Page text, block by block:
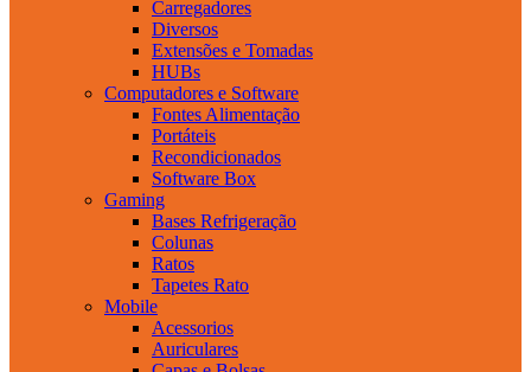
Carregadores
Diversos
Extensões e Tomadas
HUBs
Computadores e Software
Fontes Alimentação
Portáteis
Recondicionados
Software Box
Gaming
Bases Refrigeração
Colunas
Ratos
Tapetes Rato
Mobile
Acessorios
Auriculares